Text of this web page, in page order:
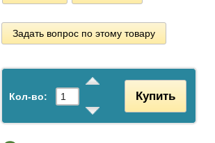
Задать вопрос по этому товару
Кол-во: Купить